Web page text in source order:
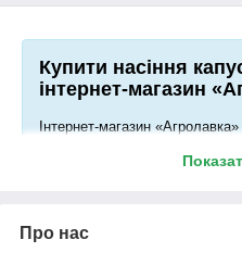
Купити насіння
інтернет-магазин
Інтернет-магазин
передовими виробниками в
Про нас